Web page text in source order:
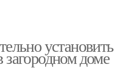
установить
доме